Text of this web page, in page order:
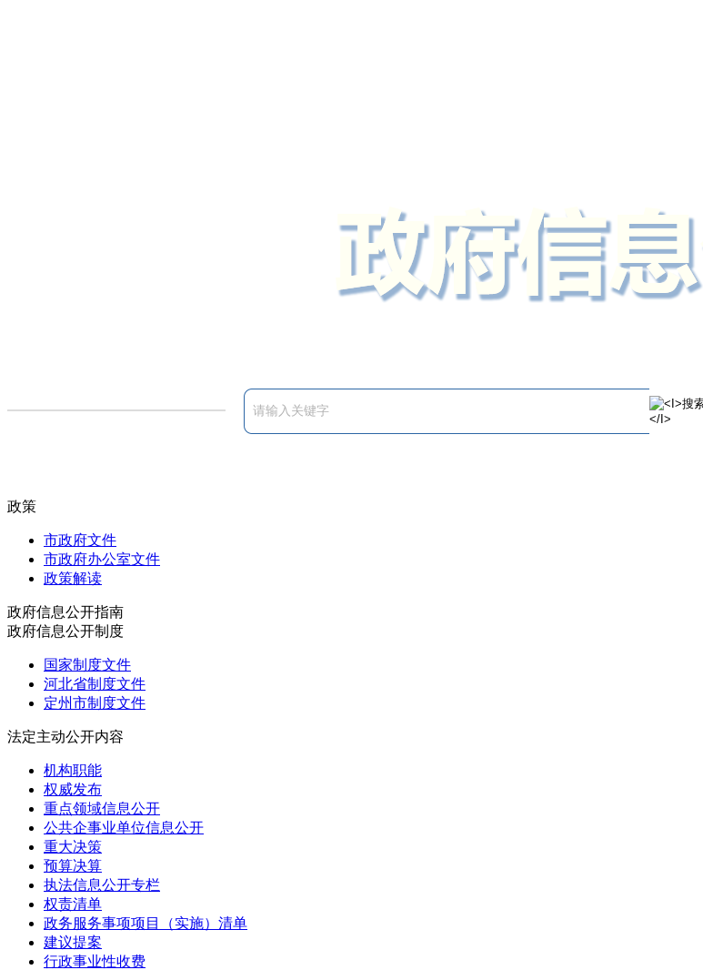
政策
市政府文件
市政府办公室文件
政策解读
政府信息公开指南
政府信息公开制度
国家制度文件
河北省制度文件
定州市制度文件
法定主动公开内容
机构职能
权威发布
重点领域信息公开
公共企事业单位信息公开
重大决策
预算决算
执法信息公开专栏
权责清单
政务服务事项项目（实施）清单
建议提案
行政事业性收费